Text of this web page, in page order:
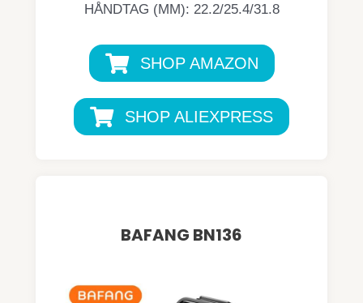
HÅNDTAG (MM): 22.2/25.4/31.8
SHOP AMAZON
SHOP ALIEXPRESS
BAFANG BN136